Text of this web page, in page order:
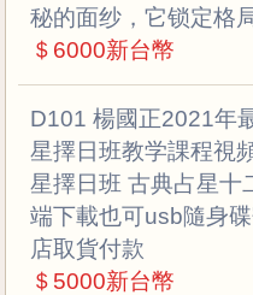
秘的面纱，它锁定格
＄6000新台幣
D101 楊國正2021年
星擇日班教学課程視
星擇日班 古典占星十
端下載也可usb隨身
店取貨付款
＄5000新台幣